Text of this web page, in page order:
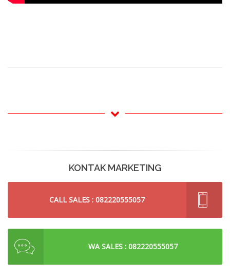
KONTAK MARKETING
CALL SALES : 082220555057
WA SALES : 082220555057